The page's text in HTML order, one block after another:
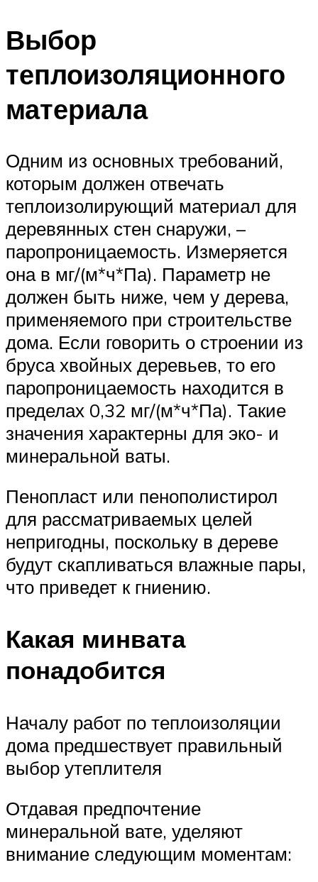
Выбор
теплоизоляционного
материала
Одним из основных требований,
которым должен отвечать
теплоизолирующий материал для
деревянных стен снаружи, –
паропроницаемость. Измеряется
она в мг/(м*ч*Па). Параметр не
должен быть ниже, чем у дерева,
применяемого при строительстве
дома. Если говорить о строении из
бруса хвойных деревьев, то его
паропроницаемость находится в
пределах 0,32 мг/(м*ч*Па). Такие
значения характерны для эко- и
минеральной ваты.
Пенопласт или пенополистирол
для рассматриваемых целей
непригодны, поскольку в дереве
будут скапливаться влажные пары,
что приведет к гниению.
Какая минвата
понадобится
Началу работ по теплоизоляции
дома предшествует правильный
выбор утеплителя
Отдавая предпочтение
минеральной вате, уделяют
внимание следующим моментам: